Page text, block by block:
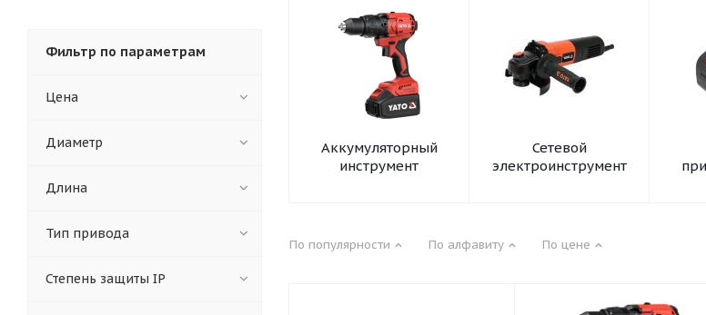
Аккумуляторный
инструмент
Сетевой
электроинструмент
По популярности По алфавиту По цене
Фильтр по параметрам
Цена
Диаметр
Длина
Тип привода
Степень защиты IP